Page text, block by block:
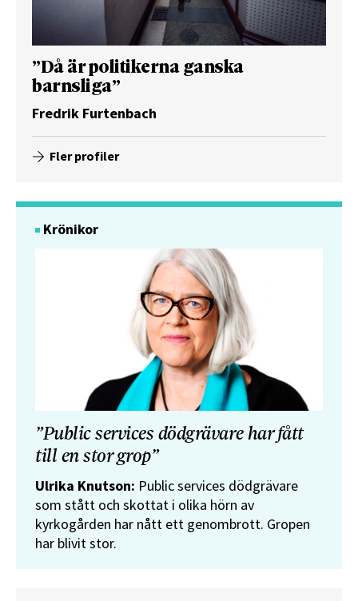
”Då är politikerna ganska
barnsliga”
Fredrik Furtenbach
Fler profiler
Krönikor
”Public services dödgrävare har fått
till en stor grop”
Ulrika Knutson: Public services dödgrävare
som stått och skottat i olika hörn av
kyrkogården har nått ett genombrott. Gropen
har blivit stor.